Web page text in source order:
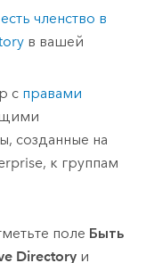
есть членство в
в вашей
с правами
созданные на
, к группам
поле Быть
Directory и